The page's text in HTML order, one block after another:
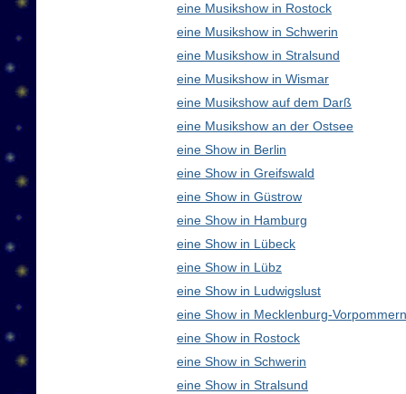
eine Musikshow in Rostock
eine Musikshow in Schwerin
eine Musikshow in Stralsund
eine Musikshow in Wismar
eine Musikshow auf dem Darß
eine Musikshow an der Ostsee
eine Show in Berlin
eine Show in Greifswald
eine Show in Güstrow
eine Show in Hamburg
eine Show in Lübeck
eine Show in Lübz
eine Show in Ludwigslust
eine Show in Mecklenburg-
eine Show in Rostock
eine Show in Schwerin
eine Show in Stralsund